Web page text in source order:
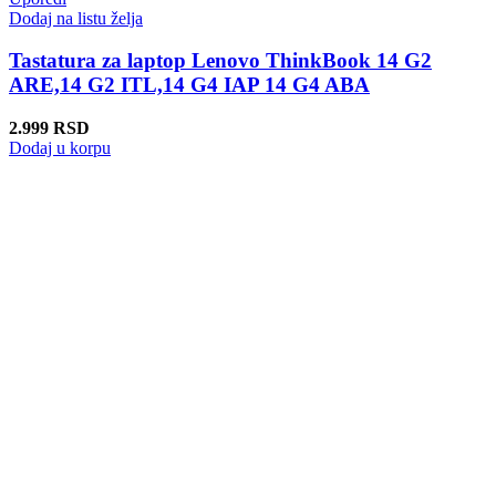
Dodaj na listu želja
Tastatura za laptop Lenovo ThinkBook 14 G2
ARE,14 G2 ITL,14 G4 IAP 14 G4 ABA
2.999 RSD
Dodaj u korpu